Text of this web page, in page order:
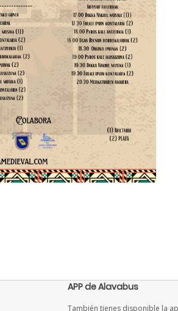
APP de Alavabus
También tienes disponible la